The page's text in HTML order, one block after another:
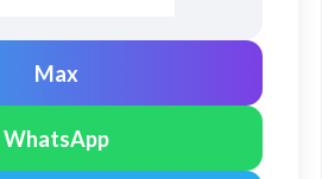
Max
WhatsApp